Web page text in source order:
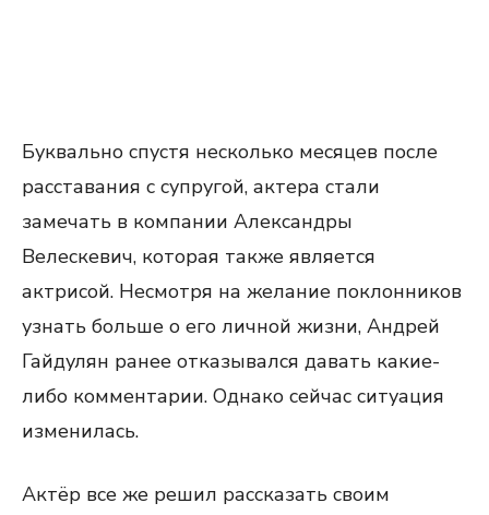
Буквально спустя несколько месяцев после
расставания с супругой, актера стали
замечать в компании Александры
Велескевич, которая также является
актрисой. Несмотря на желание поклонников
узнать больше о его личной жизни, Андрей
Гайдулян ранее отказывался давать какие-
либо комментарии. Однако сейчас ситуация
изменилась.
Актёр все же решил рассказать своим